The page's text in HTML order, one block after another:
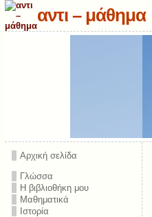
αντι – μάθημα
Αρχική σελίδα
Γλώσσα
Η βιβλιοθήκη μου
Μαθηματικά
Ιστορία